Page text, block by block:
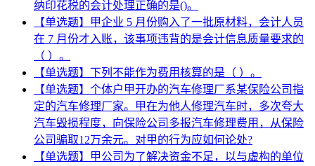
纳印花税的会计处理正确的是()。
【单选题】甲企业 5 月份购入了一批原材料，会计人员
在 7 月份才入账，该事项违背的是会计信息质量要求的
（ ）。
【单选题】下列不能作为费用核算的是（ ）。
【单选题】个体户甲开办的汽车修理厂系某保险公司指
定的汽车修理厂家。甲在为他人修理汽车时，多次夸大
汽车毁损程度，向保险公司多报汽车修理费用，从保险
公司骗取12万余元。对甲的行为应如何论处?
【单选题】甲公司为了解决资金不足，以与虚构的单位